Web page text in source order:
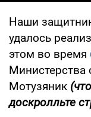
Наши
удалось
этом во время
Мотузяник
доскролльте